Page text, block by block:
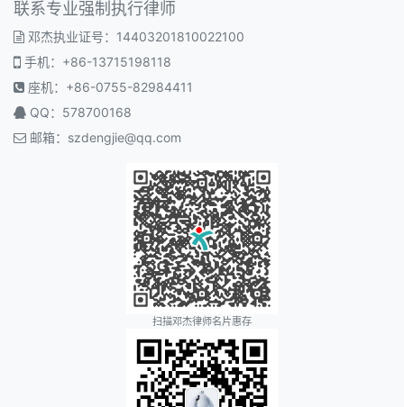
联系专业强制执行律师
邓杰执业证号：14403201810022100
手机：+86-13715198118
座机：+86-0755-82984411
QQ：578700168
邮箱： szdengjie@qq.com
扫描邓杰律师名片惠存